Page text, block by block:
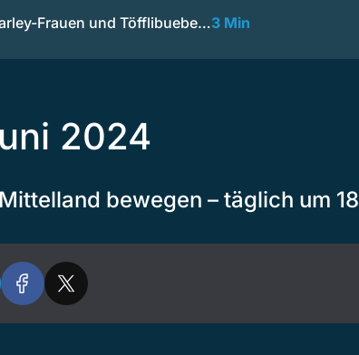
Frauen und Töfflibuebe…3 Min
2024
bewegen – täglich um 18